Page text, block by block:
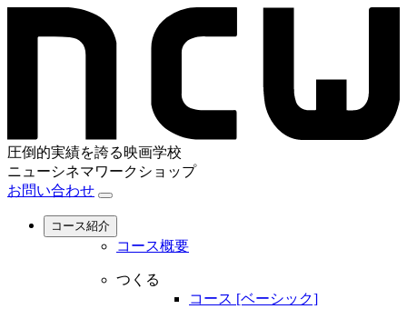
圧倒的実績を誇る映画学校
ニューシネマワークショップ
お問い合わせ
コース紹介
コース概要
つくる
コース [ベーシック]